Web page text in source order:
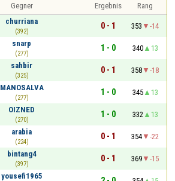
Gegner Ergebnis
Rang
churriana
(392)
0 - 1 353
-14
snarp
(277)
1 - 0 340
13
sahbir
(325)
0 - 1 358
-18
MANOSALVA
(277)
1 - 0 345
13
OIZNED
(270)
1 - 0 332
13
arabia
(224)
0 - 1 354
-22
bintang4
(397)
0 - 1 369
-15
yousefi1965